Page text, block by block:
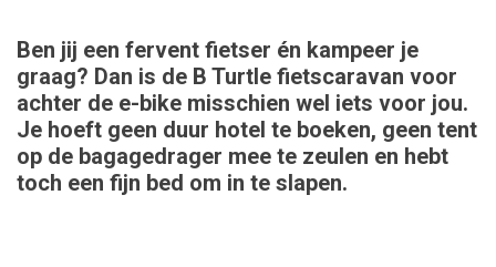
Ben jij een fervent fietser én kampeer je
graag? Dan is de B Turtle fietscaravan voor
achter de e-bike misschien wel iets voor jou.
Je hoeft geen duur hotel te boeken, geen tent
op de bagagedrager mee te zeulen en hebt
toch een fijn bed om in te slapen.